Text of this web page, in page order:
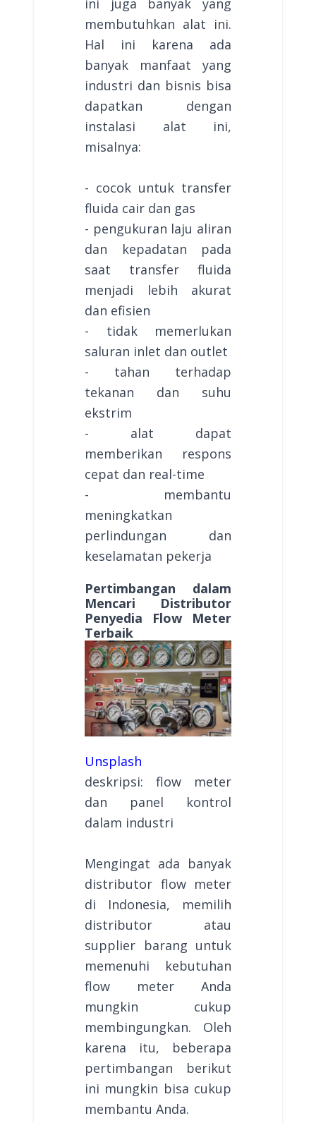
membutuhkan alat ini.
Hal ini karena ada
banyak manfaat yang
industri dan bisnis bisa
dapatkan dengan
instalasi alat ini,
misalnya:
- cocok untuk transfer
fluida cair dan gas
- pengukuran laju aliran
dan kepadatan pada
saat transfer fluida
menjadi lebih akurat
dan efisien
- tidak memerlukan
saluran inlet dan outlet
- tahan terhadap
tekanan dan suhu
ekstrim
- alat dapat
memberikan respons
cepat dan real-time
- membantu
meningkatkan
perlindungan dan
keselamatan pekerja
Pertimbangan dalam
Mencari Distributor
Penyedia Flow Meter
Terbaik
Unsplash
deskripsi: flow meter
dan panel kontrol
dalam industri
Mengingat ada banyak
distributor flow meter
di Indonesia, memilih
distributor atau
supplier barang untuk
memenuhi kebutuhan
flow meter Anda
mungkin cukup
membingungkan. Oleh
karena itu, beberapa
pertimbangan berikut
ini mungkin bisa cukup
membantu Anda.